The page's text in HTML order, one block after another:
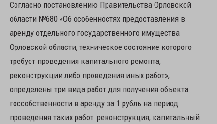
Согласно постановлению Правительства Орловской
области №680 «Об особенностях предоставления в
аренду отдельного государственного имущества
Орловской области, техническое состояние которого
требует проведения капитального ремонта,
реконструкции либо проведения иных работ»,
определены три вида работ для получения объекта
госсобственности в аренду за 1 рубль на период
проведения таких работ: реконструкция, капитальный